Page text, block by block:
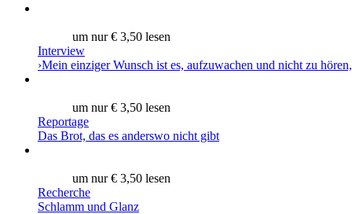
um nur € 3,50 lesen
Interview
›Mein einziger Wunsch ist es, aufzuwachen und nicht zu
um nur € 3,50 lesen
Reportage
Das Brot, das es anderswo nicht gibt
um nur € 3,50 lesen
Recherche
Schlamm und Glanz